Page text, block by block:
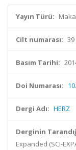
Yayın Türü:
Cilt numarası: 39
Basım Tarihi:
Doi Numarası:
Dergi Adı: HERZ
Derginin
Expanded (SCI-